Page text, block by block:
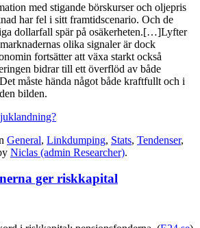
med stigande börskurser och oljepris
har fel i sitt framtidscenario. Och de
dollarfall spär på osäkerheten.[…]Lyfter
olika signaler är dock
fortsätter att växa starkt också
bidrar till ett överflöd av både
måste hända något både kraftfullt och i
bilden.
General, Linkdumping, Stats, Tendenser,
Niclas (admin Researcher).
ger riskkapital